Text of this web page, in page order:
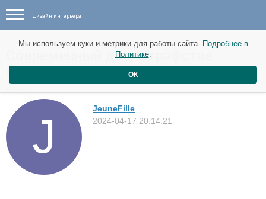
Дизайн интерьера
Современный дом в графстве
Ратленд, Великобритания
JeuneFille
2024-04-17 20:14:21
Мы используем куки и метрики для работы сайта. Подробнее в
Политике.
ОК